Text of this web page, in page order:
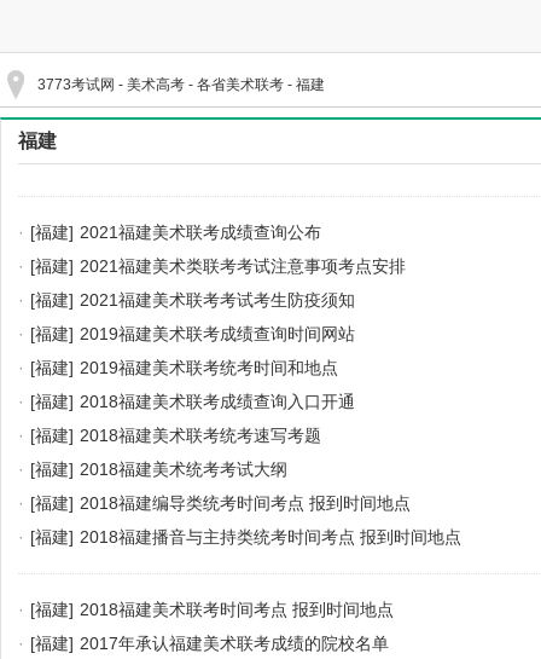
3773考试网 - 美术高考 - 各省美术联考 - 福建
福建
· [福建] 2021福建美术联考成绩查询公布
· [福建] 2021福建美术类联考考试注意事项考点安排
· [福建] 2021福建美术联考考试考生防疫须知
· [福建] 2019福建美术联考成绩查询时间网站
· [福建] 2019福建美术联考统考时间和地点
· [福建] 2018福建美术联考成绩查询入口开通
· [福建] 2018福建美术联考统考速写考题
· [福建] 2018福建美术统考考试大纲
· [福建] 2018福建编导类统考时间考点 报到时间地点
· [福建] 2018福建播音与主持类统考时间考点 报到时间地点
· [福建] 2018福建美术联考时间考点 报到时间地点
· [福建] 2017年承认福建美术联考成绩的院校名单